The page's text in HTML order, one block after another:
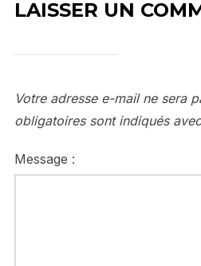
LAISSER UN
Votre adresse e-mail ne sera
obligatoires sont indiqués
Message :